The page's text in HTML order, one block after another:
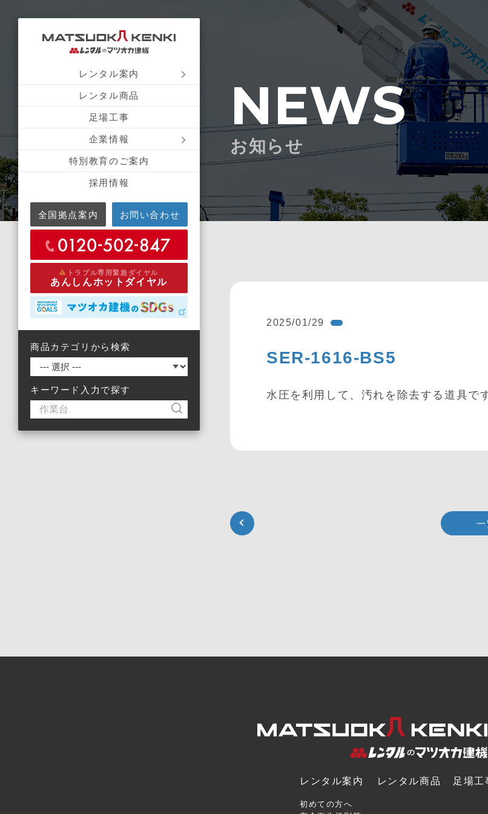
レンタル案内
レンタル商品
足場工事
企業情報
特別教育のご案内
採用情報
全国拠点案内 お問い合わせ
トラブル専用緊急ダイヤル
あんしんホットダイヤル
商品カテゴリから検索
キーワード入力で探す
NEWS
お知らせ
2025/01/29
SER-1616-BS5
水圧を利用して、汚れを除去する道具で
一
レンタル案内
初めての方へ
レンタル商品 足場工